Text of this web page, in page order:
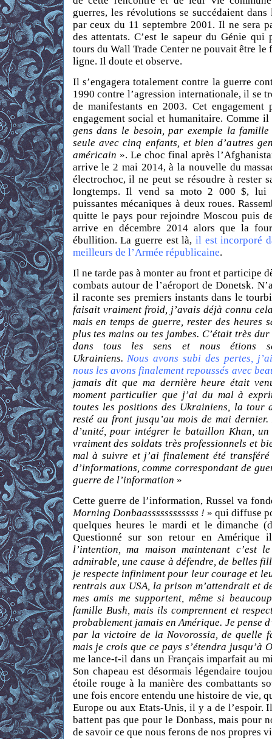
guerres, les révolutions se succédaient
par ceux du 11 septembre 2001. Il ne sera
des attentats. C’est le sapeur du Génie
tours du Wall Trade Center ne pouvait être le
ligne. Il doute et observe.
Il s’engagera totalement contre la guerre
1990 contre l’agression internationale, il se
de manifestants en 2003. Cet
engagement social et humanitaire. Comme
gens dans le besoin, par exemple la famille
seule avec cinq enfants, et bien d’autres
américain ». Le choc final après
arrive le 2 mai 2014, à la nouvelle du
électrochoc, il ne peut se résoudre à rester
longtemps. Il vend sa moto 2 000 $, lui
puissantes mécaniques à deux roues.
quitte le pays pour rejoindre Moscou puis
arrive en décembre 2014 alors que la
ébullition. La guerre est là, il est incorporé
meilleurs de l’Armée républicaine.
Il ne tarde pas à monter au front et participe
combats autour de l’aéroport de Donetsk.
il raconte ses premiers instants dans le
faisait vraiment froid, j’avais déjà connu
mais en temps de guerre, rester des heures
plus tes mains ou tes jambes. C’était très
dans tous les sens et nous étions
Ukrainiens. Nous avons subi des pertes,
nous les avons finalement repoussés avec
jamais dit que ma dernière heure était
moment particulier que j’ai du mal à
toutes les positions des Ukrainiens, la
resté au front jusqu’au mois de mai
d’unité, pour intégrer le bataillon Khan, un
vraiment des soldats très professionnels et
mal à suivre et j’ai finalement été
d’informations, comme correspondant de
guerre de l’information »
Cette guerre de l’information, Russel va
Morning Donbaassssssssssss ! » qui diffuse
quelques heures le mardi et le dimanche
Questionné sur son retour en
l’intention, ma maison maintenant
admirable, une cause à défendre, de belles
je respecte infiniment pour leur courage et
rentrais aux USA, la prison m’attendrait et
mes amis me supportent, même si
famille Bush, mais ils comprennent et
probablement jamais en Amérique. Je pense
par la victoire de la Novorossia, de quelle
mais je crois que ce pays s’étendra jusqu’à
me lance-t-il dans un Français imparfait au
Son chapeau est désormais légendaire
étoile rouge à la manière des combattants
une fois encore entendu une histoire de vie,
Europe ou aux Etats-Unis, il y a de l’espoir.
battent pas que pour le Donbass, mais pour
de savoir ce que nous ferons de nos propres